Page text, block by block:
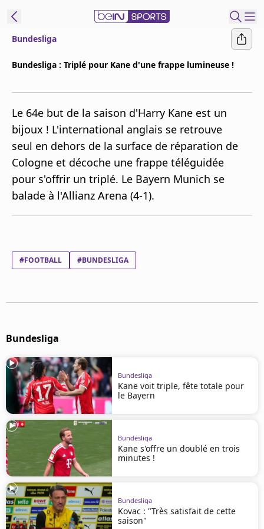
Replays
Podcasts
En Direct
Gérer les
notifications
Contactez nous
CGU
Mentions légales
Protection des données
Bundesliga
Bundesliga : Triplé pour Kane d'une frappe lumineuse !
Le 64e but de la saison d'Harry Kane est un
bijoux ! L'international anglais se retrouve
seul en dehors de la surface de réparation de
Cologne et décoche une frappe téléguidée
pour s'offrir un triplé. Le Bayern Munich se
balade à l'Allianz Arena (4-1).
#FOOTBALL #BUNDESLIGA
Bundesliga
Bundesliga
Kane voit triple, fête totale pour
le Bayern
Bundesliga
Kane s'offre un doublé en trois
minutes !
Bundesliga
Kovac : "Très satisfait de cette
saison"